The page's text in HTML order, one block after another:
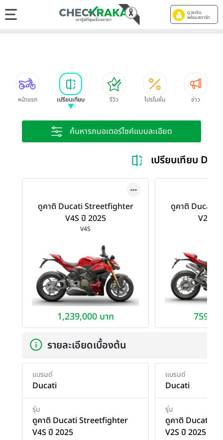
ดูวงเงิน
พร้อมสตาร์ท
หน้าแรก เปรียบเทียบ รีวิว โปรโมชั่น ข่าว
ค้นหารถมอเตอร์ไซค์แบบละเอียด
เปรียบเทียบ
ดูคาติ Ducati Streetfighter
V4S ปี 2025
V4S
1,239,000 บาท
ดูคาติ Ducati
V2S ปี
รายละเอียดเบื้องต้น
แบรนด์
Ducati
รุ่น
ดูคาติ Ducati Streetfighter
V4S ปี 2025
แบรนด์
Ducati
รุ่น
ดูคาติ Ducati
V2S ปี 2025